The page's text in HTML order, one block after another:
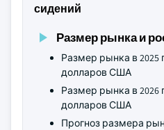
сидений
Размер рынка и
Размер рынка в 2025
долларов США
Размер рынка в 2026
долларов США
Прогноз размера